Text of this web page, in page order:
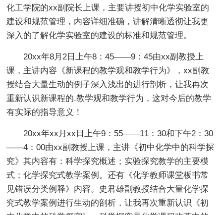
化工学院的xx副院长上课，主要讲授初中化学实验室的
建设和规范管理，内容详细准确，讲解清晰透彻让我更
深入的了解化学实验室的建设的标准和规范管理。
20xx年8月2日上午8：45——9：45由xx副教授上
课，主讲内容《新课程的教学观和教学行为》，xx副教
授结合大量生动的例子深入浅出的进行剖析，让我再次
重新认识新课程的.教学观和教学行为，这对今后的教学
有实际的指导意义！
20xx年xx月xx日上午9：55——11：30和下午2：30
——4：00由xx副教授上课，主讲《初中化学中的科学探
究》其内容有：科学探究概述；实验探究教学的主要模
式；化学探究式教学案例。还有《化学教师课堂板书常
见错误分类例释》内容。史君雄副教授结合大量化学探
究式教学案例进行生动的剖析，让我再次重新认识《初